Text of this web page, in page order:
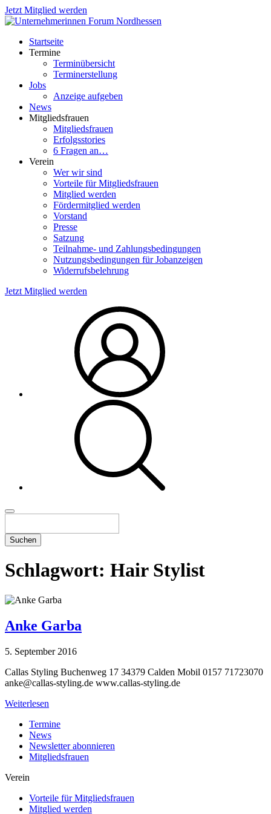
Jetzt Mitglied werden
Startseite
Termine
Terminübersicht
Terminerstellung
Jobs
Anzeige aufgeben
News
Mitgliedsfrauen
Mitgliedsfrauen
Erfolgsstories
6 Fragen an…
Verein
Wer wir sind
Vorteile für Mitgliedsfrauen
Mitglied werden
Fördermitglied werden
Vorstand
Presse
Satzung
Teilnahme- und Zahlungsbedingungen
Nutzungsbedingungen für Jobanzeigen
Widerrufsbelehrung
Jetzt Mitglied werden
Suchen
Schlagwort: Hair Stylist
Anke Garba
5. September 2016
Callas Styling Buchenweg 17 34379 Calden Mobil 0157 71723070
anke@callas-styling.de www.callas-styling.de
Weiterlesen
Termine
News
Newsletter abonnieren
Mitgliedsfrauen
Verein
Vorteile für Mitgliedsfrauen
Mitglied werden